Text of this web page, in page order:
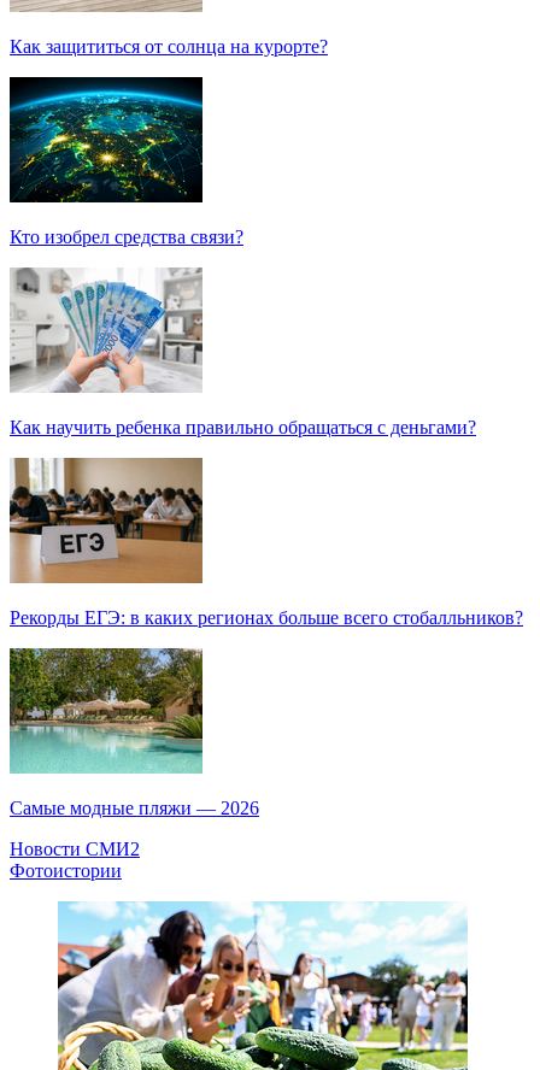
Как защититься от солнца на курорте?
Кто изобрел средства связи?
Как научить ребенка правильно обращаться с деньгами?
Рекорды ЕГЭ: в каких регионах больше всего стобалльников?
Самые модные пляжи — 2026
Новости СМИ2
Фотоистории